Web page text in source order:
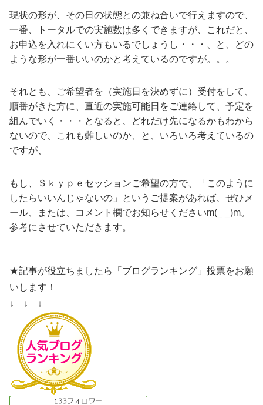
現状の形が、その日の状態との兼ね合いで行えますので、
一番、トータルでの実施数は多くできますが、これだと、
お申込を入れにくい方もいるでしょうし・・・、と、どの
ような形が一番いいのかと考えているのですが。。。
それとも、ご希望者を（実施日を決めずに）受付をして、
順番がきた方に、直近の実施可能日をご連絡して、予定を
組んでいく・・・となると、どれだけ先になるかもわから
ないので、これも難しいのか、と、いろいろ考えているの
ですが、
もし、Ｓｋｙｐｅセッションご希望の方で、「このように
したらいいんじゃないの」というご提案があれば、ぜひメ
ール、または、コメント欄でお知らせくださいm(_ _)m。
参考にさせていただきます。
★記事が役立ちましたら「ブログランキング」投票をお願
いします！
↓ ↓ ↓